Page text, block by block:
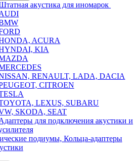
акустика для иномарок
ACURA
KIA
RENAULT, LADA, DACIA
CITROEN
LEXUS, SUBARU
SKODA, SEAT
для подключения акустики и
подиумы, Кольца-адаптеры